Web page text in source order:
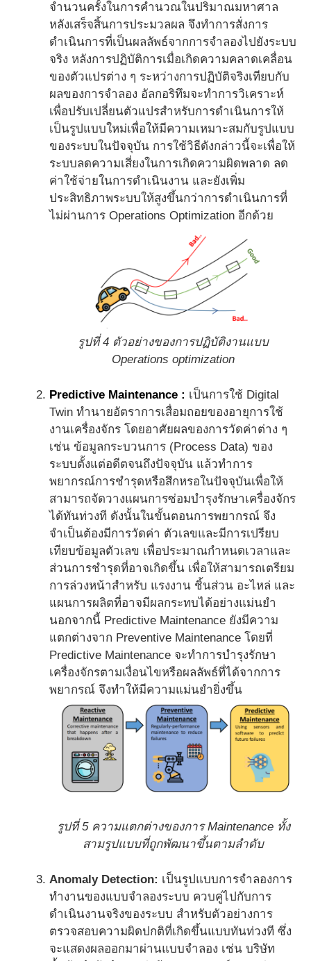
จำนวนครั้งในการคำนวณในปริมาณมหาศาล
หลังเสร็จสิ้นการประมวลผล จึงทำการสั่งการ
ดำเนินการที่เป็นผลลัพธ์จากการจำลองไปยังระบบ
จริง หลังการปฏิบัติการเมื่อเกิดความคลาดเคลื่อน
ของตัวแปรต่าง ๆ ระหว่างการปฏิบัติจริงเทียบกับ
ผลของการจำลอง อัลกอริทึมจะทำการวิเคราะห์
เพื่อปรับเปลี่ยนตัวแปรสำหรับการดำเนินการให้
เป็นรูปแบบใหม่เพื่อให้มีความเหมาะสมกับรูปแบบ
ของระบบในปัจจุบัน การใช้วิธีดังกล่าวนี้จะเพื่อให้
ระบบลดความเสี่ยงในการเกิดความผิดพลาด ลด
ค่าใช้จ่ายในการดำเนินงาน และยังเพิ่ม
ประสิทธิภาพระบบให้สูงขึ้นกว่าการดำเนินการที่
ไม่ผ่านการ Operations Optimization อีกด้วย
รูปที่ 4 ตัวอย่างของการปฏิบัติงานแบบ
Operations optimization
Predictive Maintenance : เป็นการใช้ Digital
Twin ทำนายอัตราการเสื่อมถอยของอายุการใช้
งานเครื่องจักร โดยอาศัยผลของการวัดค่าต่าง ๆ
เช่น ข้อมูลกระบวนการ (Process Data) ของ
ระบบตั้งแต่อดีตจนถึงปัจจุบัน แล้วทำการ
พยากรณ์การชำรุดหรือสึกหรอในปัจจุบันเพื่อให้
สามารถจัดวางแผนการซ่อมบำรุงรักษาเครื่องจักร
ได้ทันท่วงที ดังนั้นในขั้นตอนการพยากรณ์ จึง
จำเป็นต้องมีการวัดค่า ตัวเลขและมีการเปรียบ
เทียบข้อมูลตัวเลข เพื่อประมาณกำหนดเวลาและ
ส่วนการชำรุดที่อาจเกิดขึ้น เพื่อให้สามารถเตรียม
การล่วงหน้าสำหรับ แรงงาน ชิ้นส่วน อะไหล่ และ
แผนการผลิตที่อาจมีผลกระทบได้อย่างแม่นยำ
นอกจากนี้ Predictive Maintenance ยังมีความ
แตกต่างจาก Preventive Maintenance โดยที่
Predictive Maintenance จะทำการบำรุงรักษา
เครื่องจักรตามเงื่อนไขหรือผลลัพธ์ที่ได้จากการ
พยากรณ์ จึงทำให้มีความแม่นยำยิ่งขึ้น
รูปที่ 5 ความแตกต่างของการ Maintenance ทั้ง
สามรูปแบบที่ถูกพัฒนาขึ้นตามลำดับ
Anomaly Detection: เป็นรูปแบบการจำลองการ
ทำงานของแบบจำลองระบบ ควบคู่ไปกับการ
ดำเนินงานจริงของระบบ สำหรับตัวอย่างการ
ตรวจสอบความผิดปกติที่เกิดขึ้นแบบทันท่วงที ซึ่ง
จะแสดงผลออกมาผ่านแบบจำลอง เช่น บริษัท